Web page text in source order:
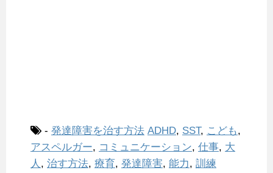
- 発達障害を治す方法 ADHD, SST, こども,
アスペルガー, コミュニケーション, 仕事, 大
人 , 治す方法, 療育, 発達障害, 能力, 訓練